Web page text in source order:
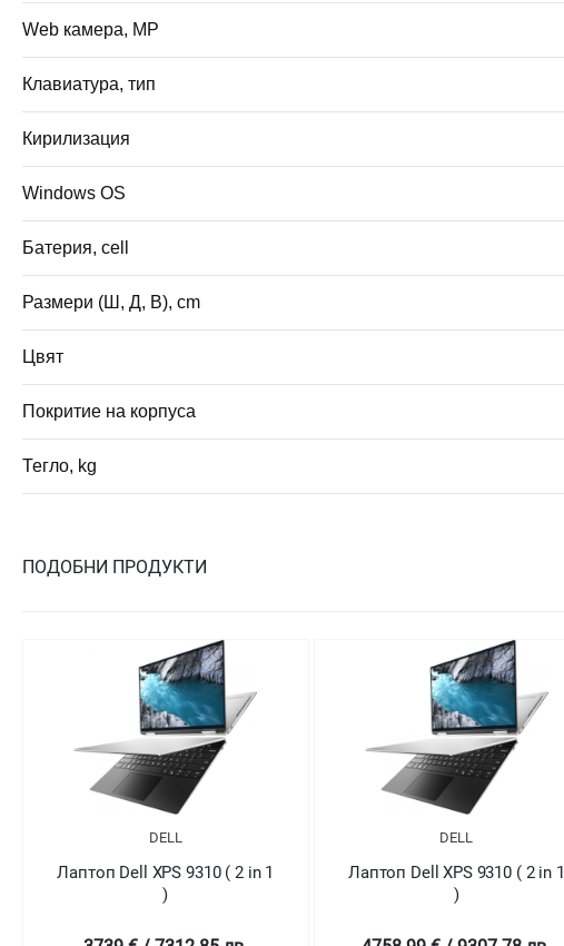
Web камера, MP
Клавиатура, тип
Кирилизация
Windows OS
Батерия, cell
Размери (Ш, Д, В), cm
Цвят
Покритие на корпуса
Тегло, kg
ПОДОБНИ ПРОДУКТИ
DELL
Лаптоп Dell XPS 9310 ( 2 in 1
)
DELL
Лаптоп Dell XPS 9310 ( 2 in 1
)